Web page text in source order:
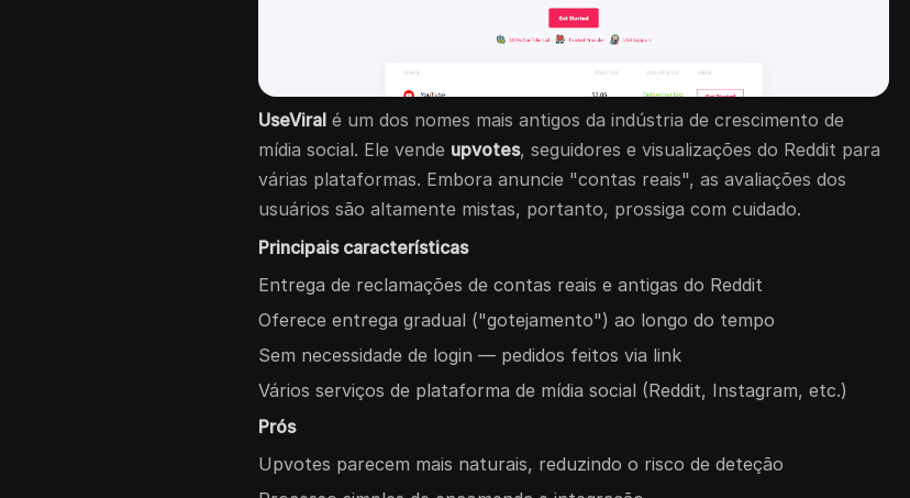
UseViral é um dos nomes mais antigos da indústria de crescimento de
mídia social. Ele vende upvotes, seguidores e visualizações do Reddit para
várias plataformas. Embora anuncie "contas reais", as avaliações dos
usuários são altamente mistas, portanto, prossiga com cuidado.
Principais características
Entrega de reclamações de contas reais e antigas do Reddit
Oferece entrega gradual ("gotejamento") ao longo do tempo
Sem necessidade de login — pedidos feitos via link
Vários serviços de plataforma de mídia social (Reddit, Instagram, etc.)
Prós
Upvotes parecem mais naturais, reduzindo o risco de deteção